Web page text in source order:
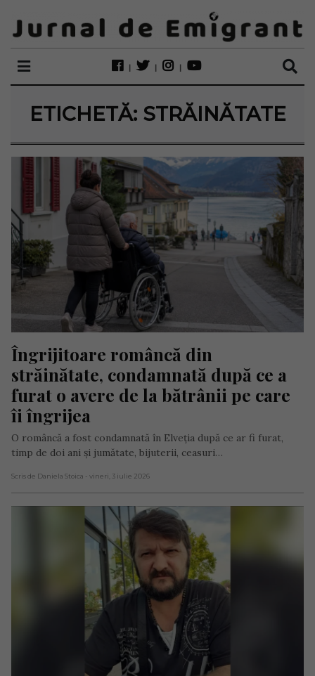
ETICHETĂ: STRĂINĂTATE
Îngrijitoare româncă din
străinătate, condamnată după ce a
furat o avere de la bătrânii pe care
îi îngrijea
O româncă a fost condamnată în Elveția după ce ar fi furat,
timp de doi ani și jumătate, bijuterii, ceasuri…
Scris de Daniela Stoica - vineri, 3 iulie 2026